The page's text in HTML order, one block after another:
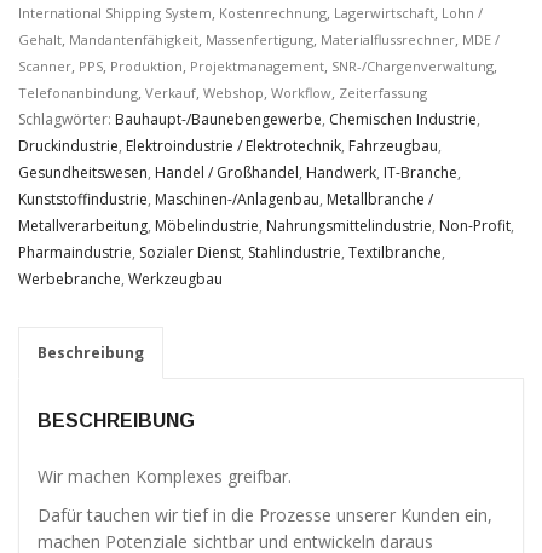
International Shipping System, Kostenrechnung, Lagerwirtschaft, Lohn /
Gehalt, Mandantenfähigkeit, Massenfertigung, Materialflussrechner, MDE /
Scanner, PPS, Produktion, Projektmanagement, SNR-/Chargenverwaltung,
Telefonanbindung, Verkauf, Webshop, Workflow, Zeiterfassung
Schlagwörter: Bauhaupt-/Baunebengewerbe, Chemischen Industrie,
Druckindustrie, Elektroindustrie / Elektrotechnik, Fahrzeugbau,
Gesundheitswesen, Handel / Großhandel, Handwerk, IT-Branche,
Kunststoffindustrie, Maschinen-/Anlagenbau, Metallbranche /
Metallverarbeitung, Möbelindustrie, Nahrungsmittelindustrie, Non-Profit,
Pharmaindustrie, Sozialer Dienst, Stahlindustrie, Textilbranche,
Werbebranche, Werkzeugbau
Beschreibung
BESCHREIBUNG
Wir machen Komplexes greifbar.
Dafür tauchen wir tief in die Prozesse unserer Kunden ein,
machen Potenziale sichtbar und entwickeln daraus
Verbesserung
unseres Angebots
oder um
technische
Probleme schnell
zu erkennen und
zu beheben.
Erfahrungen
Diese
Cookies
damit unsere
Ihres
möglich
funktioniert.
Wenn Sie